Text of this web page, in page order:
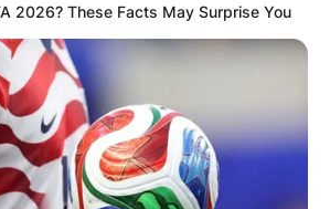
2026? These Facts May Surprise You